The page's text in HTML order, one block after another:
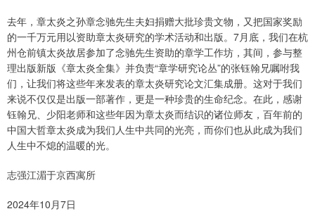
去年，章太炎之孙章念驰先生夫妇捐赠大批珍贵文物，又把国家奖励
的一千万元用以资助章太炎研究的学术活动和出版。7月底，我们在杭
州仓前镇太炎故居参加了念驰先生资助的章学工作坊，其间，参与整
理出版新版《章太炎全集》并负责“章学研究论丛”的张钰翰兄嘱咐我
们，让我们将这些年来发表的章太炎研究论文汇集成册。这对于我们
来说不仅仅是出版一部著作，更是一种珍贵的生命纪念。在此，感谢
钰翰兄、少阳老师和这些年因为章太炎而结识的诸位师友，百年前的
中国大哲章太炎成为我们人生中共同的光亮，而你们也从此成为我们
人生中不熄的温暖的光。
志强江湄于京西寓所
2024年10月7日